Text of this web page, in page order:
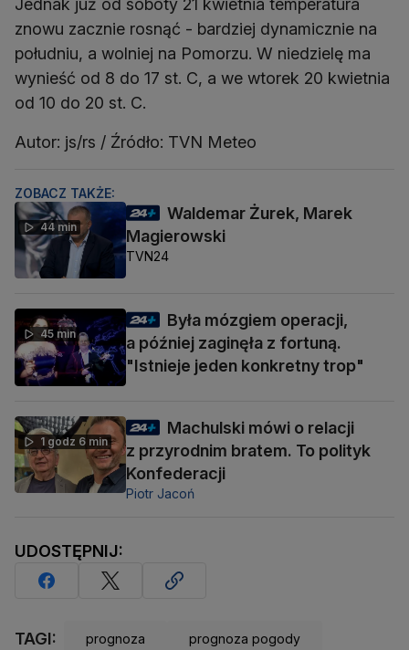
Jednak już od soboty 21 kwietnia temperatura
znowu zacznie rosnąć - bardziej dynamicznie na
południu, a wolniej na Pomorzu. W niedzielę ma
wynieść od 8 do 17 st. C, a we wtorek 20 kwietnia
od 10 do 20 st. C.
Autor: js/rs / Źródło: TVN Meteo
ZOBACZ TAKŻE:
44 min
Waldemar Żurek, Marek
Magierowski
TVN24
45 min
Była mózgiem operacji,
a później zaginęła z fortuną.
"Istnieje jeden konkretny trop"
1 godz 6 min
Machulski mówi o relacji
z przyrodnim bratem. To polityk
Konfederacji
Piotr Jacoń
UDOSTĘPNIJ:
TAGI: prognoza prognoza pogody